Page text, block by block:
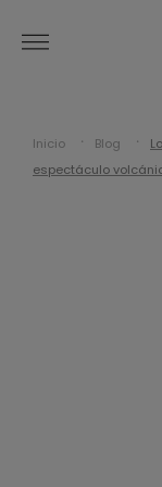
Inicio Blog
espectáculo